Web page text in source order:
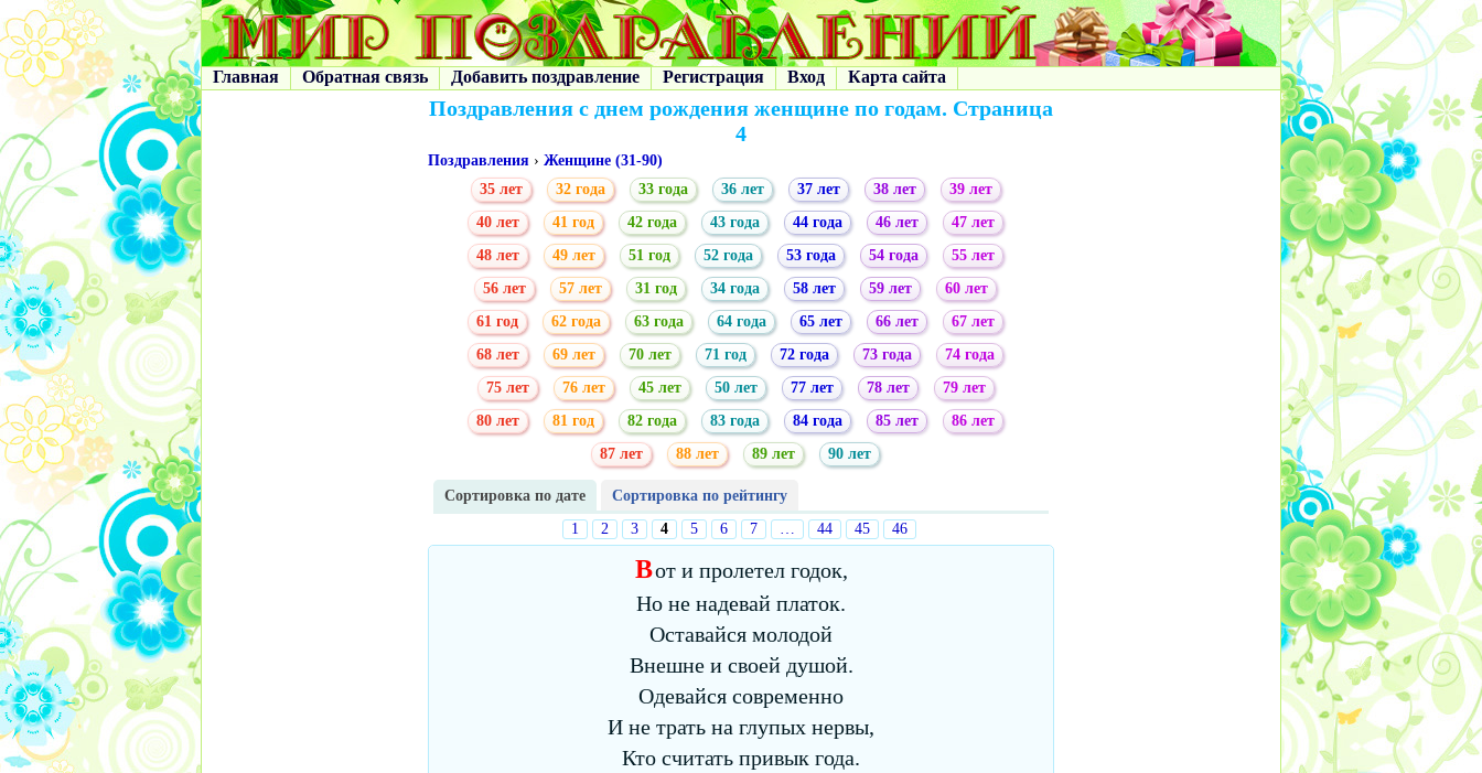
Главная Обратная связь Добавить поздравление Регистрация Вход Карта сайта
Поздравления с днем рождения женщине по годам. Страница
4
Поздравления › Женщине (31-90)
35 лет
32 года 33 года 36 лет 37 лет 38 лет
39 лет
40 лет
41 год 42 года 43 года 44 года 46 лет
47 лет
48 лет
49 лет 51 год 52 года 53 года 54 года
55 лет
56 лет
57 лет 31 год 34 года 58 лет 59 лет
60 лет
61 год
62 года 63 года 64 года 65 лет 66 лет
67 лет
68 лет
69 лет 70 лет 71 год 72 года 73 года
74 года
75 лет
76 лет 45 лет 50 лет 77 лет 78 лет
79 лет
80 лет
81 год 82 года 83 года 84 года 85 лет
86 лет
87 лет
88 лет 89 лет 90 лет
Сортировка по дате
Сортировка по рейтингу
1
2 3 4 5 6 7 … 44 45 46
Вот и пролетел годок,
Но не надевай платок.
Оставайся молодой
Внешне и своей душой.
Одевайся современно
И не трать на глупых нервы,
Кто считать привык года.